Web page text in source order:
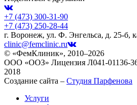
+7 (473) 300-31-90
+7 (473) 250-28-44
г. Воронеж, ул. Ф. Энгельса, д. 25-б,
clinic@femclinic.ru
© «ФемКлиник», 2010–2026
ООО «ООЗ» Лицензия Л041-01136-
2018
Создание сайта – Студия Парфенова
Услуги